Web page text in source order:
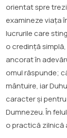
orientat spre
examineze viața
lucrurile care
o credință
ancorat în
omul răspunde;
mântuire, iar
caracter și
Dumnezeu. În
o practică zilnică